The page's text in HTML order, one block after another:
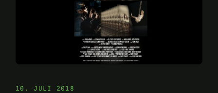
10. JULI 2018